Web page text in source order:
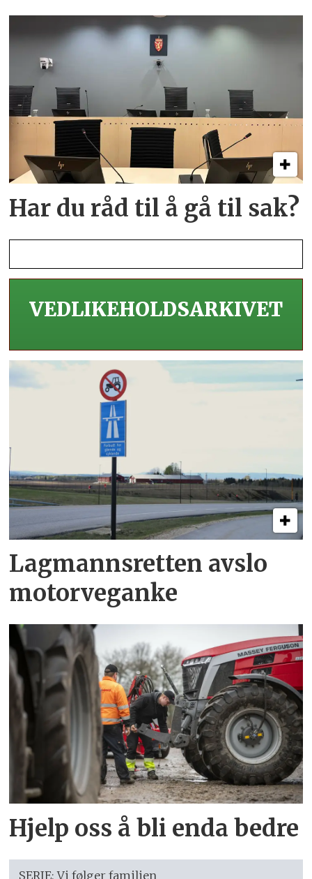
Har du råd til å gå til sak?
VEDLIKEHOLDS­ARKIVET
Lagmannsretten avslo
motorveganke
Hjelp oss å bli enda bedre
SERIE: Vi følger familien